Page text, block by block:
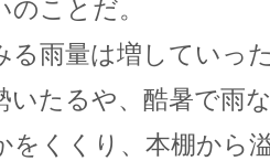
のことだ。
雨量は増していっ
たるや、酷暑で雨
をくくり、本棚から